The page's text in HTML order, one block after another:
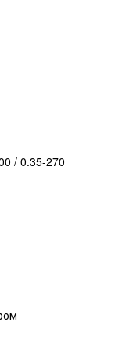
/ 0.35-270